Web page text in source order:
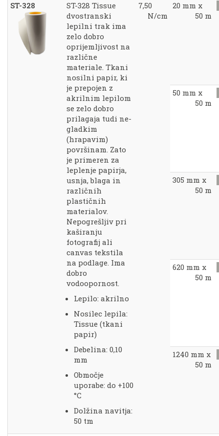
ST-328
ST-328 Tissue
dvostranski
lepilni trak ima
zelo dobro
oprijemljivost na
različne
materiale. Tkani
nosilni papir, ki
je prepojen z
akrilnim lepilom
se zelo dobro
prilagaja tudi ne-
gladkim
(hrapavim)
površinam. Zato
je primeren za
leplenje papirja,
usnja, blaga in
različnih
plastičnih
materialov.
Nepogrešljiv pri
kaširanju
fotografij ali
canvas tekstila
na podlage. Ima
dobro
vodoopornost.
Lepilo: akrilno
Nosilec lepila:
Tissue (tkani
papir)
Debelina: 0,10
mm
Območje
uporabe: do +100
°C
Dolžina navitja:
50 tm
7,50
N/cm
20 mm x
50 m
50 mm x
50 m
305 mm x
50 m
620 mm x
50 m
1240 mm x
50 m